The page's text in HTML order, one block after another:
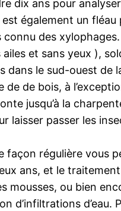
dix ans pour
est également un
des
et sans yeux ),
dans le sud-ouest
de bois, à
jusqu’à la
laisser passer les
façon régulière
ans, et le
ou bien
d’infiltrations